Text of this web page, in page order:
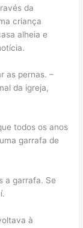
da
criança
alheia e
as pernas. –
da igreja,
todos os anos
garrafa de
a garrafa. Se
à